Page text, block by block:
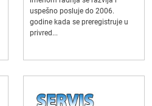
uspešno posluje do 2006.
godine kada se preregistruje u
privred...